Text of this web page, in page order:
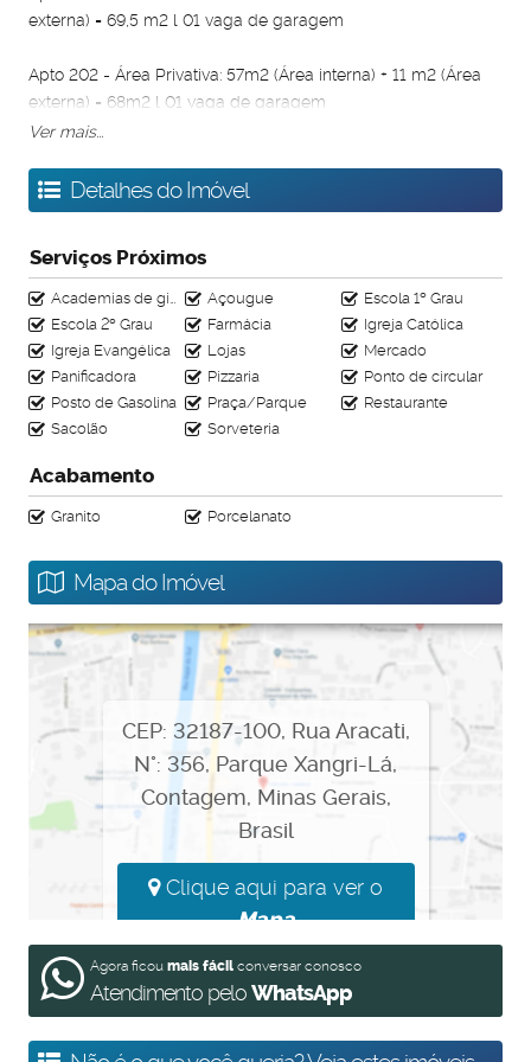
externa) = 69,5 m2 l 01 vaga de garagem
Apto 202 - Área Privativa: 57m2 (Área interna) + 11 m2 (Área
externa) = 68m2 l 01 vaga de garagem
(Área externa) = 110 m2 l 02 vagas de garagem
(Área externa) = 138 m2 l 02 vagas de garagem
Apartamentos 3 quartos;
Torre única;
Porcelanato, vidro temperado e granito;
Cozinha e banheiro com revestimento até o teto!
Agende sua visita!
leocasaimoveis
#leocasa
#apartamentocontagem
#apartamentonacional
#apartamentoxangrila
Ver mais...
Detalhes do Imóvel
Serviços Próximos
Academias de ginástica Açougue
Escola 1º Grau
Escola 2º Grau
Farmácia
Igreja Católica
Igreja Evangélica
Lojas
Mercado
Panificadora
Pizzaria
Ponto de circular
Posto de Gasolina
Praça/Parque
Restaurante
Sacolão
Sorveteria
Acabamento
Granito Porcelanato
Mapa do Imóvel
CEP: 32187-100, Rua Aracati,
N°: 356, Parque Xangri-Lá,
Contagem, Minas Gerais,
Brasil
Clique aqui para ver o
Mapa
Agora ficou mais fácil conversar conosco
Atendimento peloWhatsApp